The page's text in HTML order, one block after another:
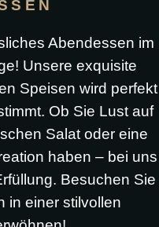
Abendessen im
Unsere exquisite
Speisen wird perfekt
Ob Sie Lust auf
Salat oder eine
haben – bei uns
Besuchen Sie
in einer stilvollen